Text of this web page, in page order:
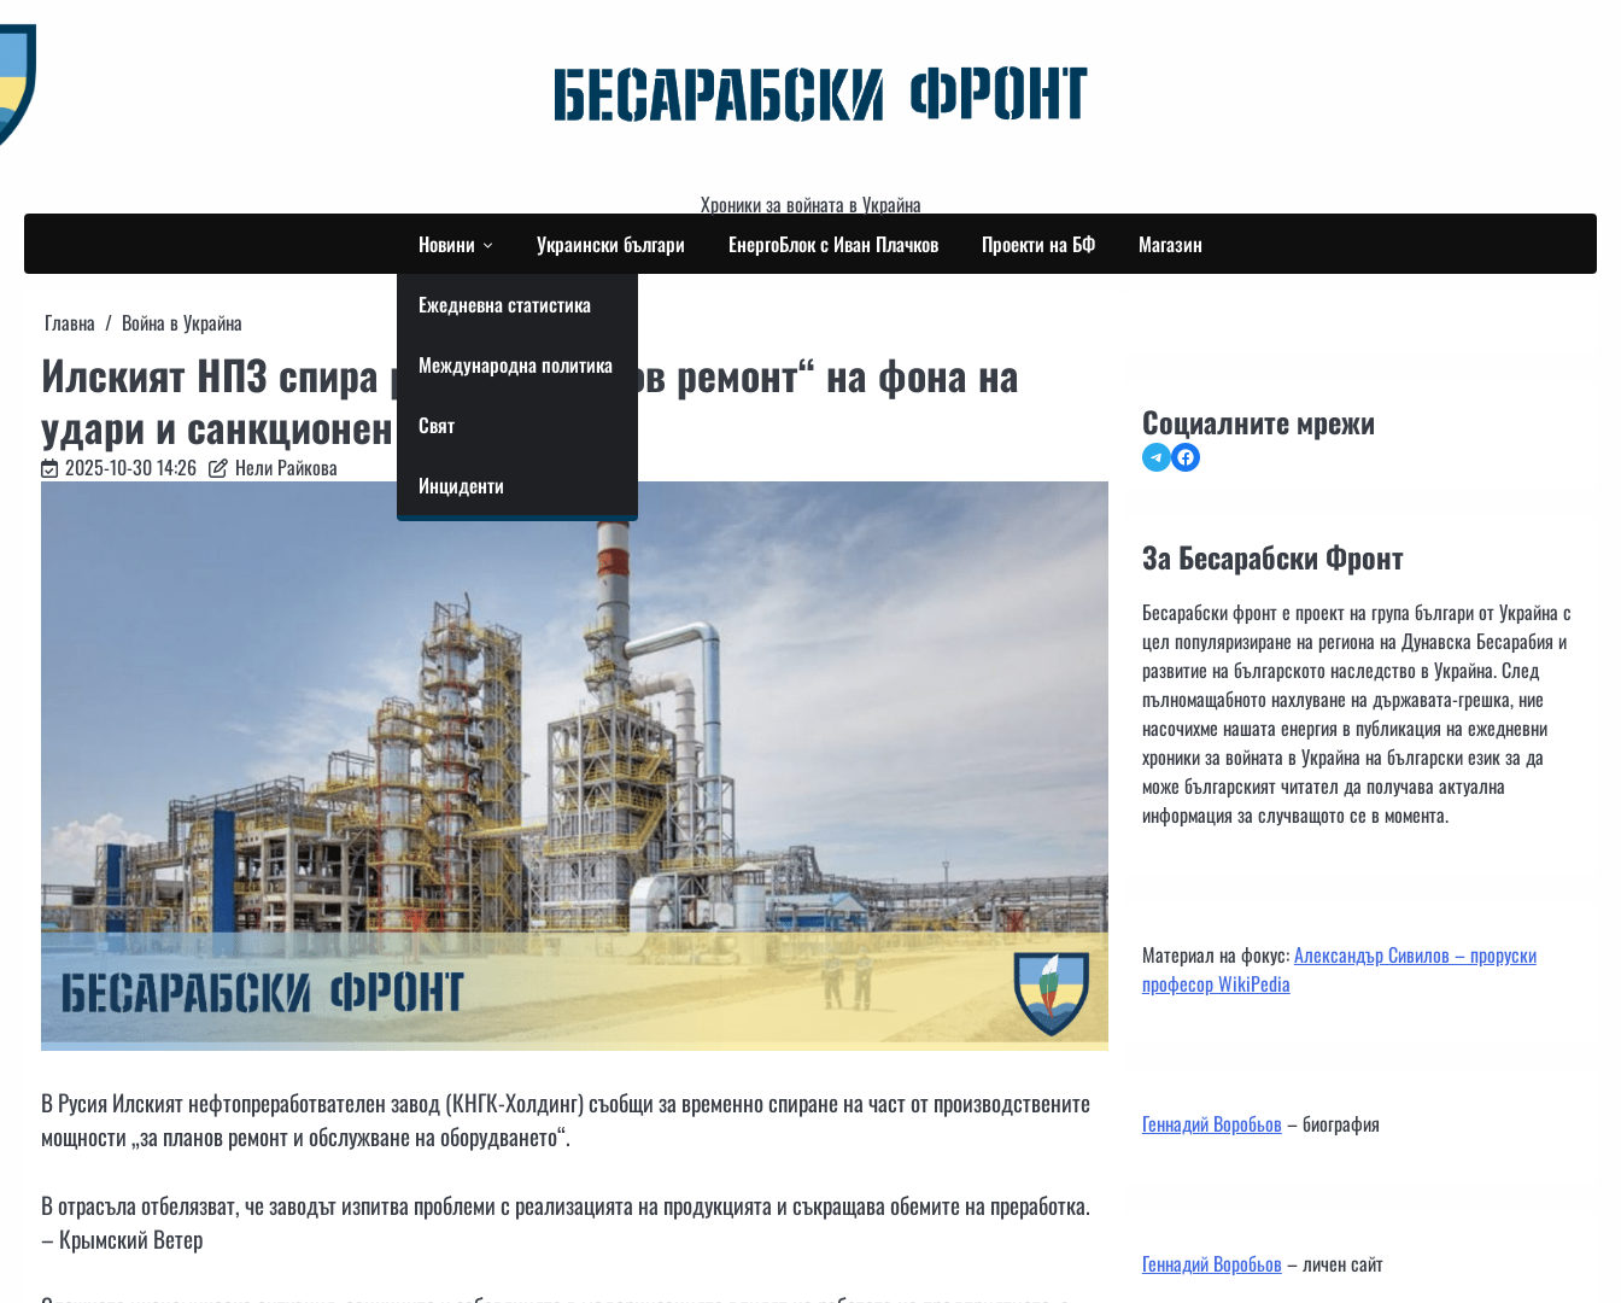
to
content
Хроники за войната в Украйна
Новини
Ежедневна статистика
Международна политика
Свят
Инциденти
Украински българи ЕнергоБлок с Иван Плачков Проекти на БФ Магазин
Главна Война в Украйна
Илският НПЗ спира работа: „планов ремонт“ на фона на
удари и санкционен натиск
2025-10-30 14:26 Нели Райкова
В Русия Илският нефтопреработвателен завод (КНГК-Холдинг) съобщи за временно спиране на част от производствените
мощности „за планов ремонт и обслужване на оборудването“.
В отрасъла отбелязват, че заводът изпитва проблеми с реализацията на продукцията и съкращава обемите на преработка.
– Крымский Ветер
Социалните мрежи
TelegramFacebook
За Бесарабски Фронт
Бесарабски фронт е проект на група българи от Украйна с
цел популяризиране на региона на Дунавска Бесарабия и
развитие на българското наследство в Украйна. След
пълномащабното нахлуване на държавата-грешка, ние
насочихме нашата енергия в публикация на ежедневни
хроники за войната в Украйна на български език за да
може българският читател да получава актуална
информация за случващото се в момента.
Материал на фокус:Александър Сивилов – проруски
професор WikiPedia
Геннадий Воробьов– биография
Геннадий Воробьов– личен сайт